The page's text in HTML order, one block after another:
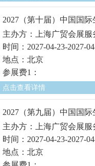
2027（第十届）中国国
主办方：上海广贸会展服
时间：2027-04-23-2027-
地点：北京
参展费1：
点击查看详情
2027（第九届）中国国
主办方：上海广贸会展服
时间：2027-04-23-2027-
地点：北京